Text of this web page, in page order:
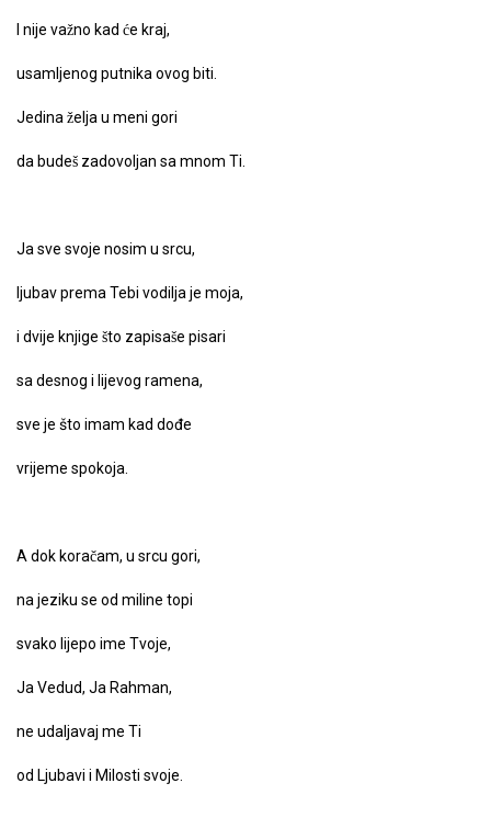
I nije važno kad će kraj,
usamljenog putnika ovog biti.
Jedina želja u meni gori
da budeš zadovoljan sa mnom Ti.
Ja sve svoje nosim u srcu,
ljubav prema Tebi vodilja je moja,
i dvije knjige što zapisaše pisari
sa desnog i lijevog ramena,
sve je što imam kad dođe
vrijeme spokoja.
A dok koračam, u srcu gori,
na jeziku se od miline topi
svako lijepo ime Tvoje,
Ja Vedud, Ja Rahman,
ne udaljavaj me Ti
od Ljubavi i Milosti svoje.